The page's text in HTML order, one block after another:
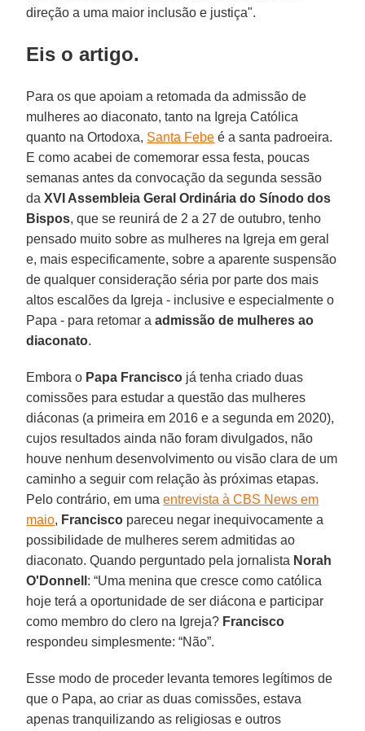
direção a uma maior inclusão e justiça".
Eis o artigo.
Para os que apoiam a retomada da admissão de
mulheres ao diaconato, tanto na Igreja Católica
quanto na Ortodoxa, Santa Febe é a santa padroeira.
E como acabei de comemorar essa festa, poucas
semanas antes da convocação da segunda sessão
daXVI Assembleia Geral Ordinária do Sínodo dos
Bispos, que se reunirá de 2 a 27 de outubro, tenho
pensado muito sobre as mulheres na Igreja em geral
e, mais especificamente, sobre a aparente suspensão
de qualquer consideração séria por parte dos mais
altos escalões da Igreja - inclusive e especialmente o
Papa - para retomar aadmissão de mulheres ao
diaconato.
Embora o Papa Francisco já tenha criado duas
comissões para estudar a questão das mulheres
diáconas (a primeira em 2016 e a segunda em 2020),
cujos resultados ainda não foram divulgados, não
houve nenhum desenvolvimento ou visão clara de um
caminho a seguir com relação às próximas etapas.
Pelo contrário, em umaentrevista à CBS News em
maio, Francisco pareceu negar inequivocamente a
possibilidade de mulheres serem admitidas ao
diaconato. Quando perguntado pela jornalista Norah
O'Donnell : “Uma menina que cresce como católica
hoje terá a oportunidade de ser diácona e participar
como membro do clero na Igreja? Francisco
respondeu simplesmente: “Não”.
Esse modo de proceder levanta temores legítimos de
que o Papa, ao criar as duas comissões, estava
apenas tranquilizando as religiosas e outros